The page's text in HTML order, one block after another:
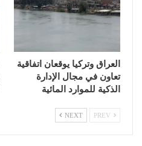
العراق وتركيا يوقعان اتفاقية
تعاون في مجال الإدارة
الذكية للموارد المائية
NEXT